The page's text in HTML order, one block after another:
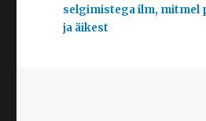
selgimistega ilm, mitmel
ja äikest